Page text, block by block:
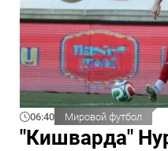
06:40 Мировой футбол
"Кишварда"